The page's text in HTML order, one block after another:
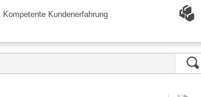
Kompetente Kundenerfahrung